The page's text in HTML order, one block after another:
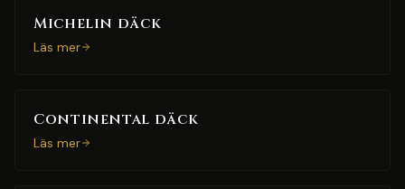
Michelin däck
Läs mer
Continental däck
Läs mer